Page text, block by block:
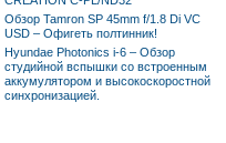
Обзор Tamron SP 45mm f/1.8 Di VC
USD – Офигеть полтинник!
Hyundae Photonics i-6 – Обзор
студийной вспышки со встроенным
аккумулятором и высокоскоростной
синхронизацией.